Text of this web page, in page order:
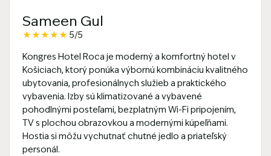
Sameen Gul
★★★★★ 5/5
Kongres Hotel Roca je moderný a komfortný hotel v
Košiciach, ktorý ponúka výbornú kombináciu kvalitného
ubytovania, profesionálnych služieb a praktického
vybavenia. Izby sú klimatizované a vybavené
pohodlnými posteľami, bezplatným Wi-Fi pripojením,
TV s plochou obrazovkou a modernými kúpeľňami.
Hostia si môžu vychutnať chutné jedlo a priateľský
personál.